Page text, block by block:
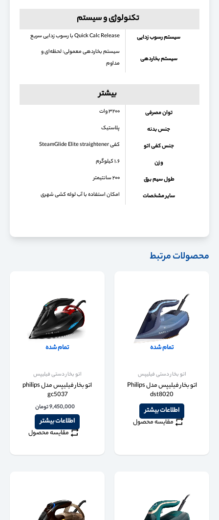
تکنولوژی و سیستم
سیستم رسوب زدایی Quick Calc Release با رسوب زدایی سریع
سیستم بخاردهی
سیستم بخاردهی معمولی: لحظه‌ای و
مداوم
بیشتر
توان مصرفی ۳۲۰۰ وات
جنس بدنه پلاستیک
جنس کفی اتو کفی SteamGlide Elite straightener
وزن ۱.۶ کیلوگرم
طول سیم برق ۲۰۰ سانتیمتر
سایر مشخصات امکان استفاده با آب لوله کشی شهری
محصولات مرتبط
تمام شده
اتو بخار دستی فیلیپس
اتو بخار فیلیپس مدل Philips
dst8020
اطلاعات بیشتر
مقایسه محصول
تمام شده
اتو بخار دستی فیلیپس
اتو بخار فیلیپس مدل philips
gc5037
9,450,000تومان
اطلاعات بیشتر
مقایسه محصول